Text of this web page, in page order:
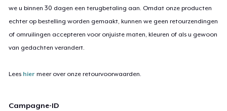
we u binnen 30 dagen een terugbetaling aan. Omdat onze producten
echter op bestelling worden gemaakt, kunnen we geen retourzendingen
of omruilingen accepteren voor onjuiste maten, kleuren of als u gewoon
van gedachten verandert.
Lees hier meer over onze retourvoorwaarden.
Campagne-ID